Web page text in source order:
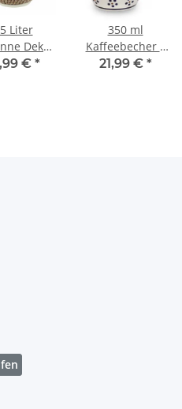
Liter
Dekor
973 € *
350 ml
Kaffeebecher –
bauchiger
21,99 € *